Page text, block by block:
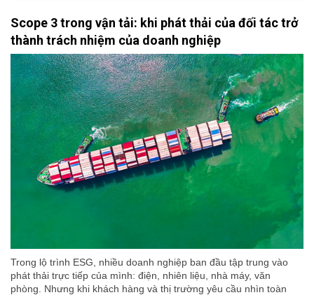
Scope 3 trong vận tải: khi phát thải của đối tác trở
thành trách nhiệm của doanh nghiệp
Trong lộ trình ESG, nhiều doanh nghiệp ban đầu tập trung vào
phát thải trực tiếp của mình: điện, nhiên liệu, nhà máy, văn
phòng. Nhưng khi khách hàng và thị trường yêu cầu nhìn toàn